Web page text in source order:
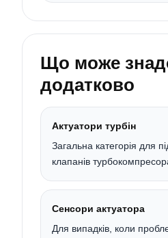
Що може
додатково
Актуатори турбін
Загальна категорія для
клапанів
Сенсори актуатора
Для випадків, коли